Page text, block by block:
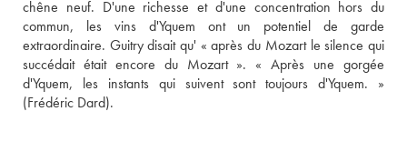
chêne neuf. D'une richesse et d'une concentration hors du
commun, les vins d'Yquem ont un potentiel de garde
extraordinaire. Guitry disait qu' « après du Mozart le silence qui
succédait était encore du Mozart ». « Après une gorgée
d'Yquem, les instants qui suivent sont toujours d'Yquem. »
(Frédéric Dard).